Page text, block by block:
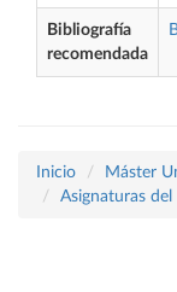
Bibliografía
recomendada
Inicio
Máster
Asignaturas